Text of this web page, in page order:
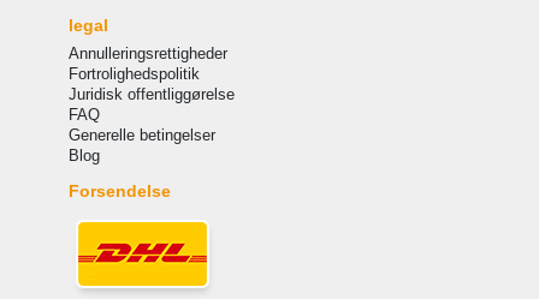
legal
Annulleringsrettigheder
Fortrolighedspolitik
Juridisk offentliggørelse
FAQ
Generelle betingelser
Blog
Forsendelse